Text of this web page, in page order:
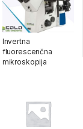
Invertna
fluorescenčna
mikroskopija